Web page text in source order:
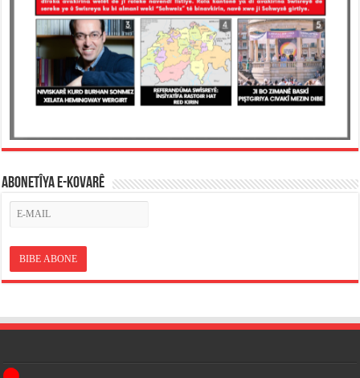
ABONETÎYA E-KOVARÊ